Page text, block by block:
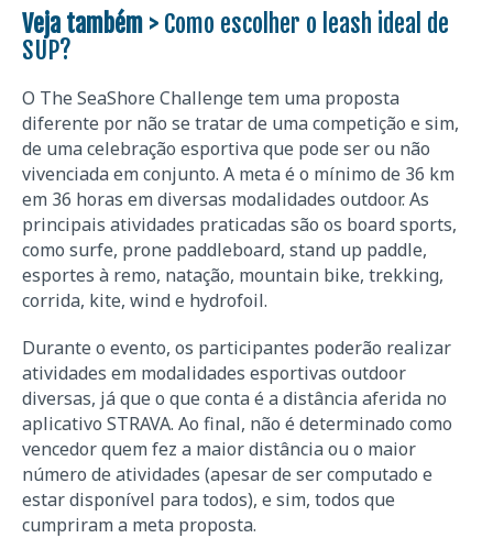
Veja também > Como escolher o leash ideal de
SUP?
O The SeaShore Challenge tem uma proposta
diferente por não se tratar de uma competição e sim,
de uma celebração esportiva que pode ser ou não
vivenciada em conjunto. A meta é o mínimo de 36 km
em 36 horas em diversas modalidades outdoor. As
principais atividades praticadas são os board sports,
como surfe, prone paddleboard, stand up paddle,
esportes à remo, natação, mountain bike, trekking,
corrida, kite, wind e hydrofoil.
Durante o evento, os participantes poderão realizar
atividades em modalidades esportivas outdoor
diversas, já que o que conta é a distância aferida no
aplicativo STRAVA. Ao final, não é determinado como
vencedor quem fez a maior distância ou o maior
número de atividades (apesar de ser computado e
estar disponível para todos), e sim, todos que
cumpriram a meta proposta.